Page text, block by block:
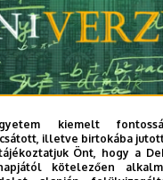
kiemelt
illetve birtokába
Önt, hogy a
kötelezően